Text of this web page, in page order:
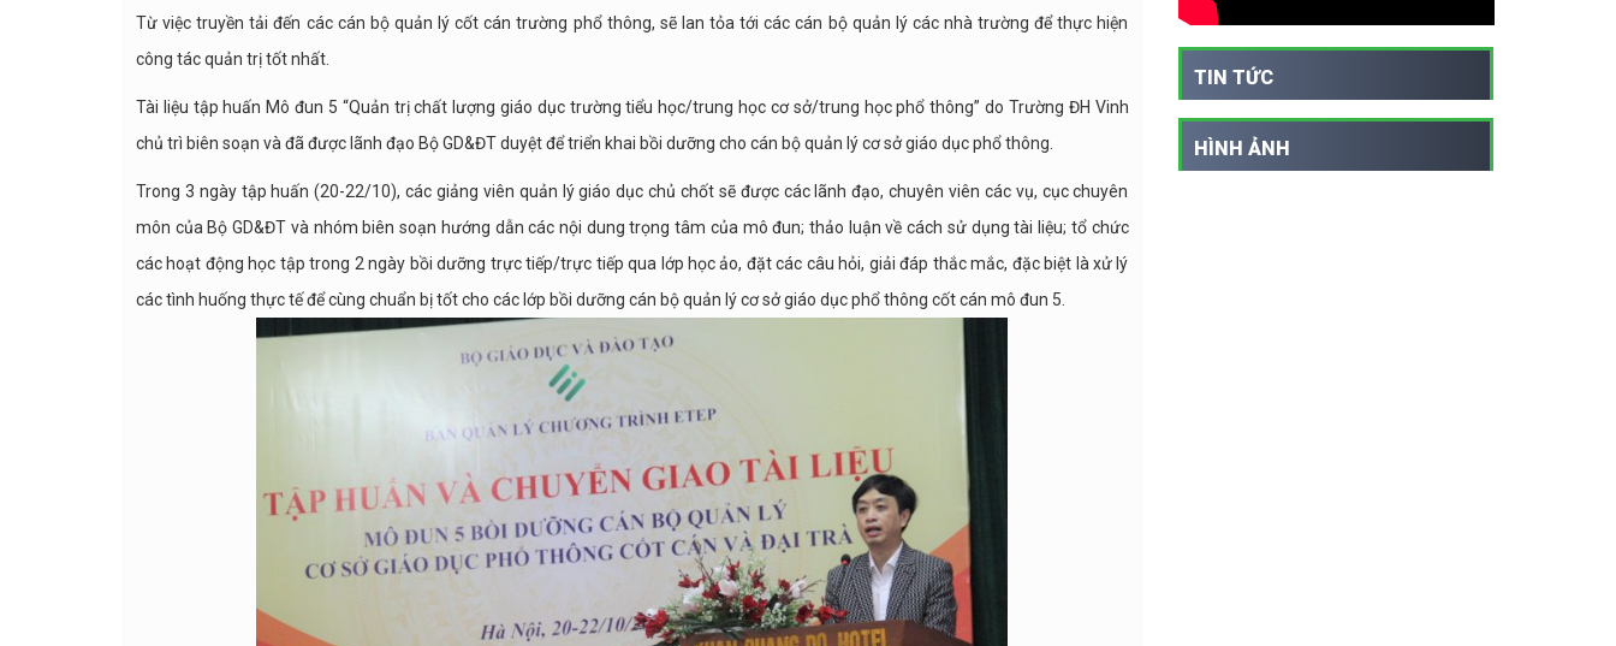
Từ việc truyền tải đến các cán bộ quản lý cốt cán trường phổ thông, sẽ lan tỏa tới các cán bộ quản lý các nhà trường để thực hiện
công tác quản trị tốt nhất.
Tài liệu tập huấn Mô đun 5 “Quản trị chất lượng giáo dục trường tiểu học/trung học cơ sở/trung học phổ thông” do Trường ĐH Vinh
chủ trì biên soạn và đã được lãnh đạo Bộ GD&ĐT duyệt để triển khai bồi dưỡng cho cán bộ quản lý cơ sở giáo dục phổ thông.
Trong 3 ngày tập huấn (20-22/10), các giảng viên quản lý giáo dục chủ chốt sẽ được các lãnh đạo, chuyên viên các vụ, cục chuyên
môn của Bộ GD&ĐT và nhóm biên soạn hướng dẫn các nội dung trọng tâm của mô đun; thảo luận về cách sử dụng tài liệu; tổ chức
các hoạt động học tập trong 2 ngày bồi dưỡng trực tiếp/trực tiếp qua lớp học ảo, đặt các câu hỏi, giải đáp thắc mắc, đặc biệt là xử lý
các tình huống thực tế để cùng chuẩn bị tốt cho các lớp bồi dưỡng cán bộ quản lý cơ sở giáo dục phổ thông cốt cán mô đun 5.
TIN TỨC
HÌNH ẢNH